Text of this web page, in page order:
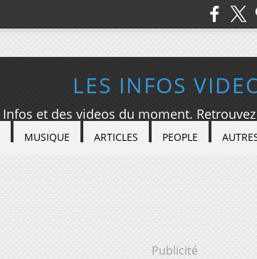
LES INFOS
et des videos du moment.
MUSIQUE ARTICLES PEOPLE
Publicité